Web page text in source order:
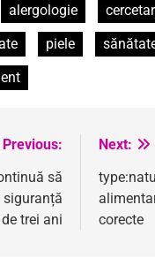
alergologie
piele
Previous:
să
trei ani
Next:
corecte